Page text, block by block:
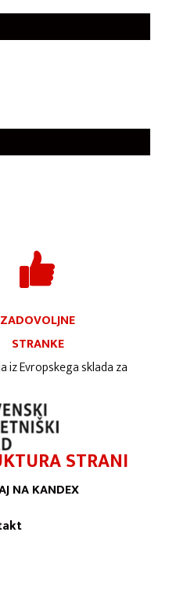
ZADOVOLJNE
STRANKE
Evropskega sklada za
STRANI
NA KANDEX